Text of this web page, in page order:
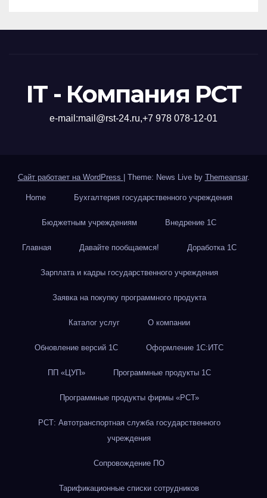
IT - Компания РСТ
е-mail:mail@rst-24.ru,+7 978 078-12-01
Сайт работает на WordPress Theme: News Live by Themeansar.
Home Бухгалтерия государственного учреждения
Бюджетным учреждениям Внедрение 1С
Главная Давайте пообщаемся! Доработка 1С
Зарплата и кадры государственного учреждения
Заявка на покупку программного продукта
Каталог услуг О компании
Обновление версий 1С Оформление 1С:ИТС
ПП «ЦУП» Программные продукты 1С
Программные продукты фирмы «РСТ»
РСТ: Автотранспортная служба государственного
учреждения
Сопровождение ПО
Тарификационные списки сотрудников